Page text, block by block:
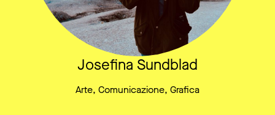
Josefina Sundblad
Arte, Comunicazione, Grafica